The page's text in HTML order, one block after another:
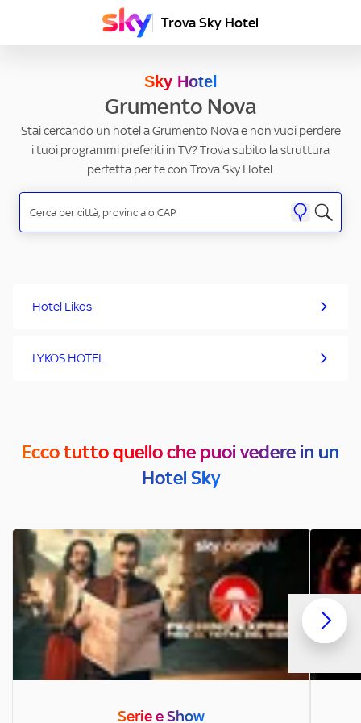
Trova Sky Hotel
Sky Hotel
Grumento Nova
Stai cercando un hotel a Grumento Nova e non vuoi perdere
i tuoi programmi preferiti in TV? Trova subito la struttura
perfetta per te con Trova Sky Hotel.
Hotel Likos
LYKOS HOTEL
Ecco tutto quello che puoi vedere in un
Hotel Sky
Serie e Show